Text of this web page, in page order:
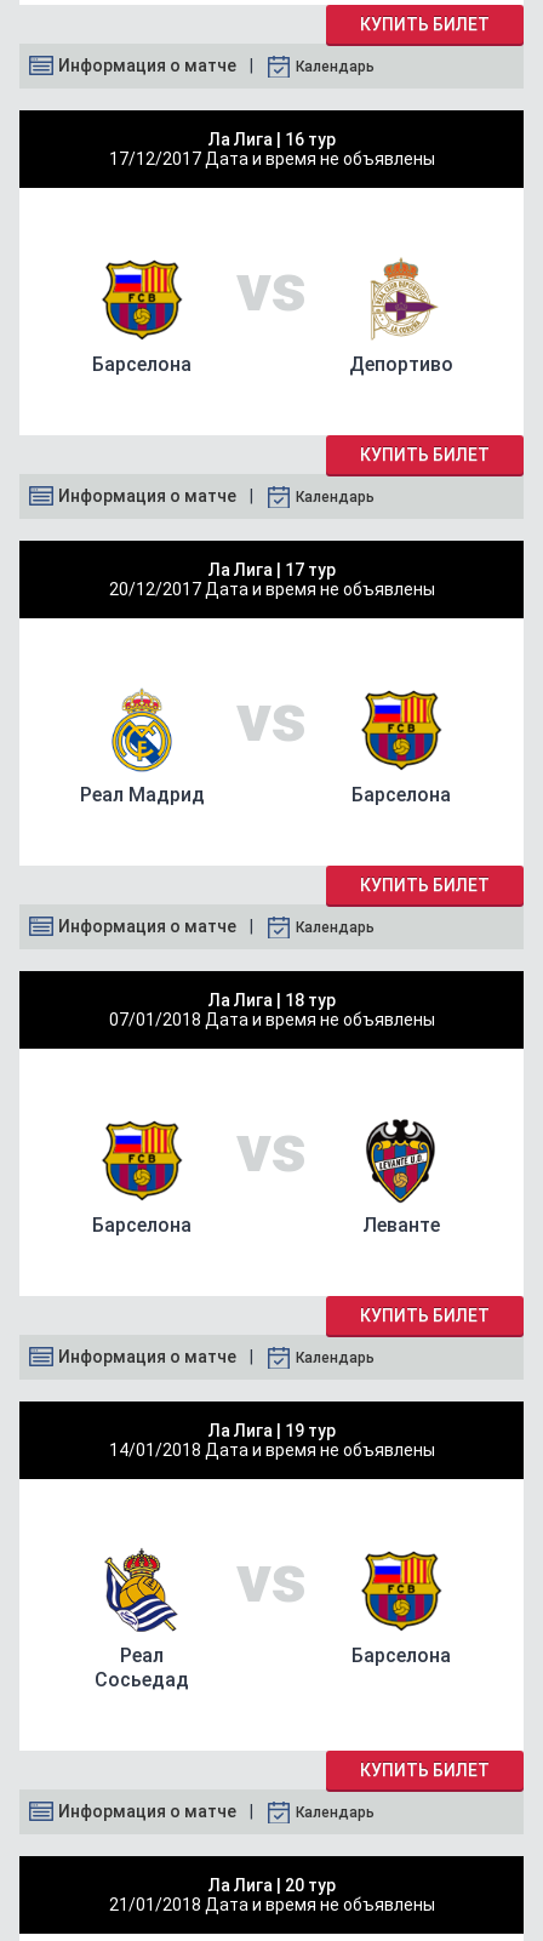
КУПИТЬ БИЛЕТ
Информация о матче Календарь
Ла Лига | 16 тур
17/12/2017 Дата и время не объявлены
Барселона
vs
Депортиво
КУПИТЬ БИЛЕТ
Информация о матче Календарь
Ла Лига | 17 тур
20/12/2017 Дата и время не объявлены
Реал Мадрид
vs
Барселона
КУПИТЬ БИЛЕТ
Информация о матче Календарь
Ла Лига | 18 тур
07/01/2018 Дата и время не объявлены
Барселона
vs
Леванте
КУПИТЬ БИЛЕТ
Информация о матче Календарь
Ла Лига | 19 тур
14/01/2018 Дата и время не объявлены
Реал
Сосьедад
vs
Барселона
КУПИТЬ БИЛЕТ
Информация о матче Календарь
Ла Лига | 20 тур
21/01/2018 Дата и время не объявлены